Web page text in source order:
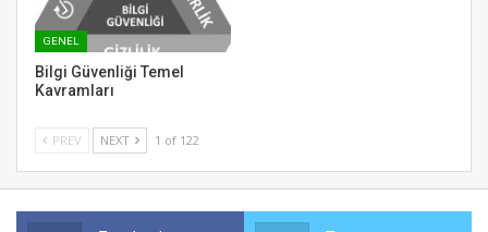
GENEL
Bilgi Güvenliği Temel
Kavramları
PREV NEXT 1 of 122